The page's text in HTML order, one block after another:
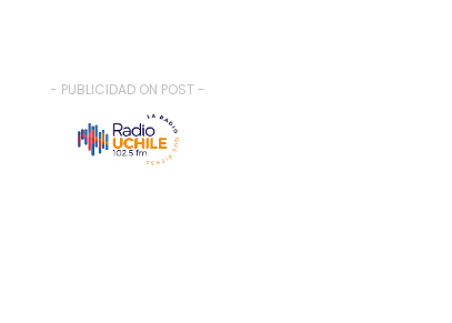
- PUBLICIDAD ON POST -